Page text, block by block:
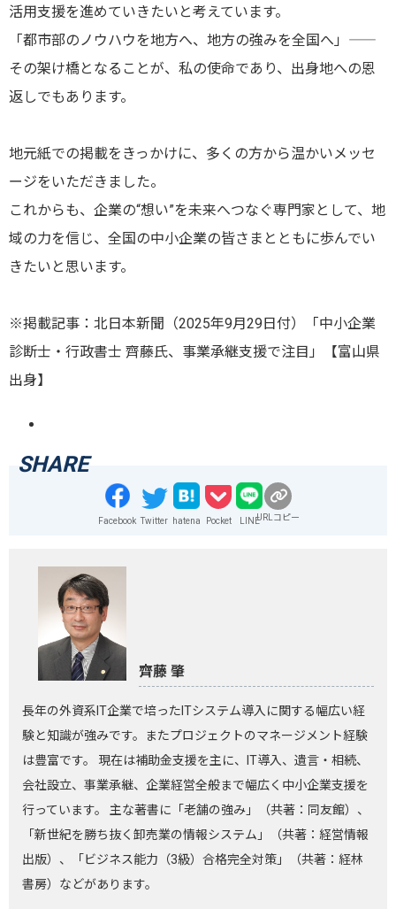
活用支援を進めていきたいと考えています。
「都市部のノウハウを地方へ、地方の強みを全国へ」――
その架け橋となることが、私の使命であり、出身地への恩
返しでもあります。
地元紙での掲載をきっかけに、多くの方から温かいメッセ
ージをいただきました。
これからも、企業の“想い”を未来へつなぐ専門家として、地
域の力を信じ、全国の中小企業の皆さまとともに歩んでい
きたいと思います。
※掲載記事：北日本新聞（2025年9月29日付）「中小企業
診断士・行政書士 齊藤氏、事業承継支援で注目」【富山県
出身】
Facebook Twitter hatena Pocket LINEURLコピー
齊藤 肇
長年の外資系IT企業で培ったITシステム導入に関する幅広い経
験と知識が強みです。またプロジェクトのマネージメント経験
は豊富です。 現在は補助金支援を主に、IT導入、遺言・相続、
会社設立、事業承継、企業経営全般まで幅広く中小企業支援を
行っています。 主な著書に「老舗の強み」（共著：同友館）、
「新世紀を勝ち抜く卸売業の情報システム」（共著：経営情報
出版）、「ビジネス能力（3級）合格完全対策」（共著：経林
書房）などがあります。